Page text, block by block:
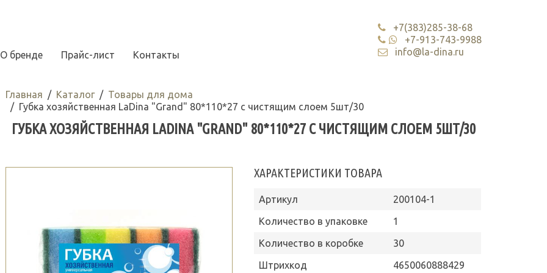
О бренде Прайс-лист Контакты
+7(383)285-38-68
+7-913-743-9988
info@la-dina.ru
Главная Каталог
Товары для дома
Губка хозяйственная LaDina "Grand" 80*110*27 с чистящим слоем 5шт/30
ГУБКА ХОЗЯЙСТВЕННАЯ LADINA "GRAND" 80*110*27 С ЧИСТЯЩИМ СЛОЕМ 5ШТ/30
ХАРАКТЕРИСТИКИ ТОВАРА
Артикул
200104-1
Количество в упаковке
1
Количество в коробке
30
Штрихкод
4650060888429